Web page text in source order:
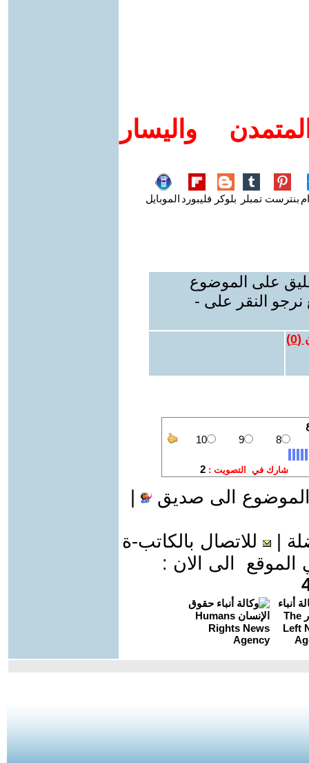
واليسار
بنترست تمبلر بلوكر فليبورد الموبايل
على الموضوع
نرجو النقر على -
(
0
)
الى صديق
للاتصال بالكاتب-ة
الى الان :